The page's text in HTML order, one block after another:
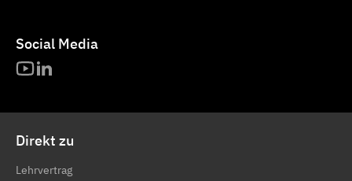
Social Media
Direkt zu
Lehrvertrag